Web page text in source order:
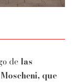
de las
que